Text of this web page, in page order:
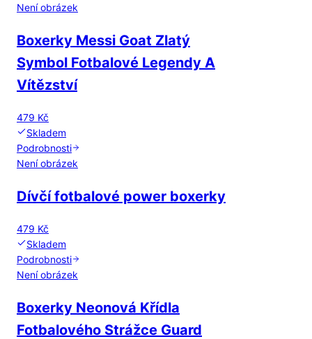
Není obrázek
Boxerky Messi Goat Zlatý
Symbol Fotbalové Legendy A
Vítězství
479 Kč
Skladem
Podrobnosti
Není obrázek
Dívčí fotbalové power boxerky
479 Kč
Skladem
Podrobnosti
Není obrázek
Boxerky Neonová Křídla
Fotbalového Strážce Guard